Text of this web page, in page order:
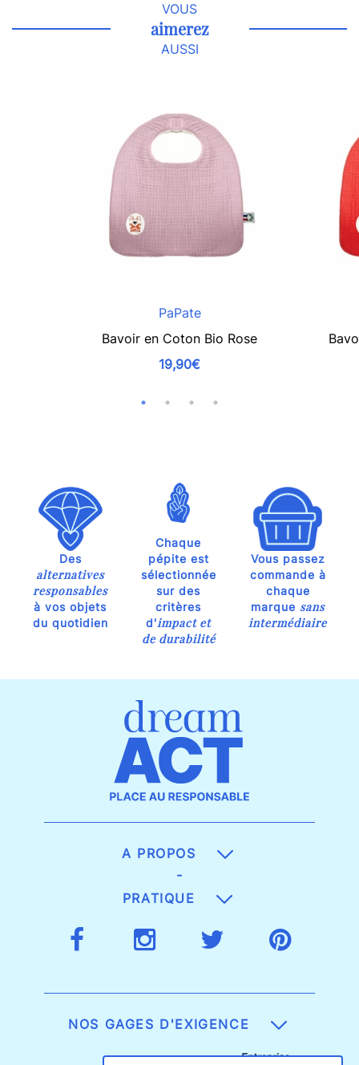
VOUS
aimerez
AUSSI
PaPate
Bavoir en Coton Bio Rose
19,90€
Des
alternatives
responsables
à vos objets
du quotidien
Chaque
pépite est
sélectionnée
sur des
critères
d'impact et
de durabilité
Vous passez
commande à
chaque
marque sans
intermédiaire
A PROPOS
-
PRATIQUE
NOS GAGES D'EXIGENCE